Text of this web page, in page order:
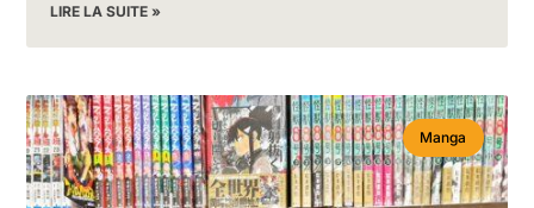
LIRE LA SUITE »
Manga